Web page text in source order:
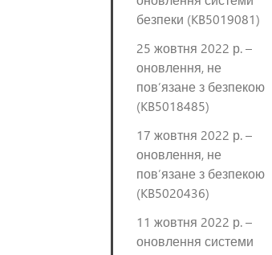
безпеки (KB5019081)
25 жовтня 2022 р. –
оновлення, не
пов’язане з безпекою
(KB5018485)
17 жовтня 2022 р. –
оновлення, не
пов’язане з безпекою
(KB5020436)
11 жовтня 2022 р. –
оновлення системи